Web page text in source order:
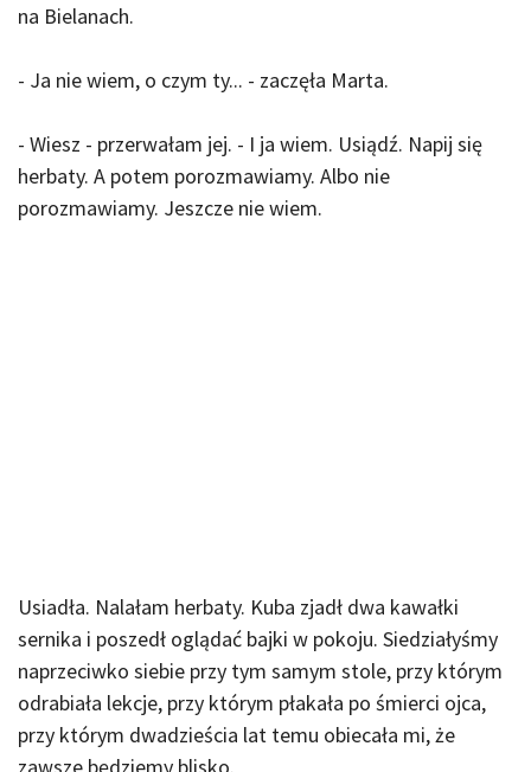
na Bielanach.
- Ja nie wiem, o czym ty... - zaczęła Marta.
- Wiesz - przerwałam jej. - I ja wiem. Usiądź. Napij się
herbaty. A potem porozmawiamy. Albo nie
porozmawiamy. Jeszcze nie wiem.
Usiadła. Nalałam herbaty. Kuba zjadł dwa kawałki
sernika i poszedł oglądać bajki w pokoju. Siedziałyśmy
naprzeciwko siebie przy tym samym stole, przy którym
odrabiała lekcje, przy którym płakała po śmierci ojca,
przy którym dwadzieścia lat temu obiecała mi, że